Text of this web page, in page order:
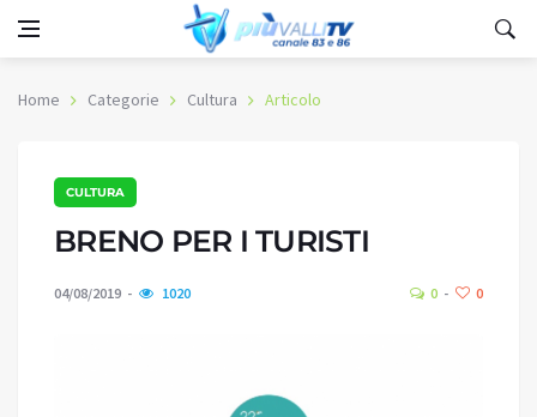
Home Categorie Cultura Articolo
CULTURA
BRENO PER I TURISTI
04/08/2019 1020 0 0